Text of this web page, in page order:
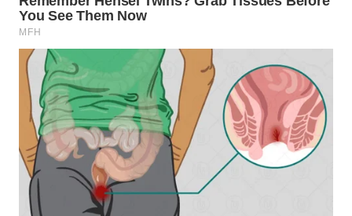
MADURA
WN
SURABAYA
WN
NATUNA
WN